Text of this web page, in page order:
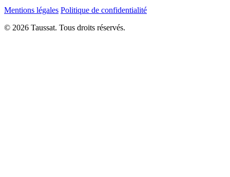
Mentions légales Politique de confidentialité
© 2026 Taussat. Tous droits réservés.